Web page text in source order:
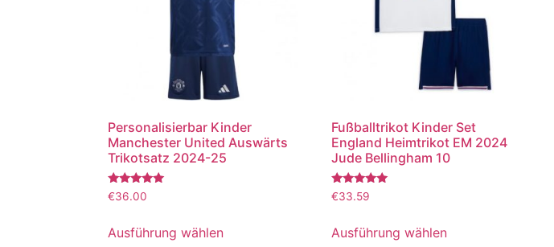
Personalisierbar Kinder
Manchester United Auswärts
Trikotsatz 2024-25
Bewertet
mit
von 5
€36.00
Ausführung wählen
Fußballtrikot Kinder Set
England Heimtrikot EM 2024
Jude Bellingham 10
Bewertet
mit
von 5
€33.59
Ausführung wählen